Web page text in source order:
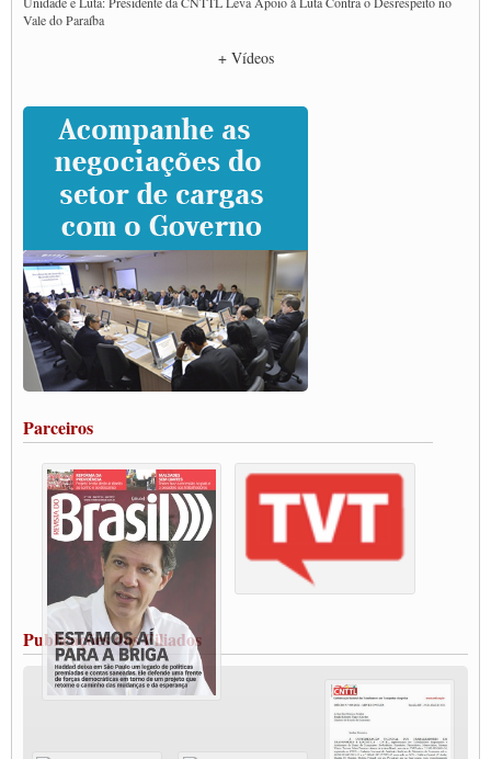
Vale do Paraíba
Caminhoneiros prometem paralisação e cobram diálogo com Lula
CNTTL e lideranças de caminhoneiros participam de debate sobre saúde nas
rodovias
Paulinho e Litti debatem política global para transporte rodoviário de cargas na
SUTCRA no Uruguai
Grande Conquista da Categoria transporte de Cargas e Caminhoneiros Autonomos
ENCONTRO INTERNACIONAL EM APOIO A CLASSE TRABALHADORA
DO BRASIL E A ELEIÇÃO 2022
Carta às Brasileiras e aos Brasileiros em Defesa do Estado Democrático de Direito
Paulinho, presidente da CNTTL, faz balanço do 3º Congresso da CNTTL
Caminhoneiros aprovam greve a partir do 1º de novembro
Rodoviários de Feira Santana fazem Assembleia para avaliar proposta de reajuste
salarial
Vacina Já: Lockdown de 24 horas dos trabalhadores em transportes está mantido,
Condutores de Guarulhos farão greve sanitária nesta terça-feira (20)
Paralisação dos Caminhoneiros na #BR285, entrocamento que liga o Mercosul ao
Rio Grande
Caminhoneiros bloqueiam duas faixas na Castello Branco e fazem protesto
Modal-Live #13 Aumento da Violência Contra Mulher e o Adoecimento da Classe
Trabalhadora em Tempos de Pandemia
MODAL-LIVE#12 POLÍTICAS PÚBLICAS DE TRANSPORTE PARA A
CLASSE TRABALHADORA E ELEIÇÕES NA PANDEMIA
MODAL-LIVE#11 POLÍTICAS PÚBLICAS DE TRANSPORTE
JUVENTUDE DO TRANSPORTE: POR QUE DEVEMOS NOS ORGANIZAR?
Fabio Primo testa positivo para Coronavírus, mas está bem de saúde
Modal-Live#9 Quais são os direitos dos trabalhador@s que contraem a Covid-19 na
+ Vídeos
Parceiros
Publicações dos Filiados